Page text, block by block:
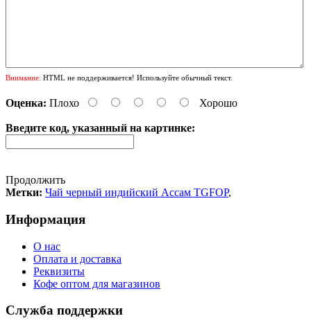
Внимание: HTML не поддерживается! Используйте обычный текст.
Оценка: Плохо Хорошо
Введите код, указанный на картинке:
Продолжить
Метки: Чай черный индийский Ассам TGFOP,
Информация
О нас
Оплата и доставка
Реквизиты
Кофе оптом для магазинов
Служба поддержки